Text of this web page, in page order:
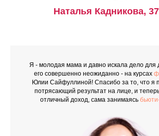
Наталья Кадникова,
Я - молодая мама и давно искала дело
его совершенно неожиданно - на курсах
Юлии Сайфуллиной! Спасибо за то, что я
потрясающий результат на лице, и
отличный доход, сама занимаясь